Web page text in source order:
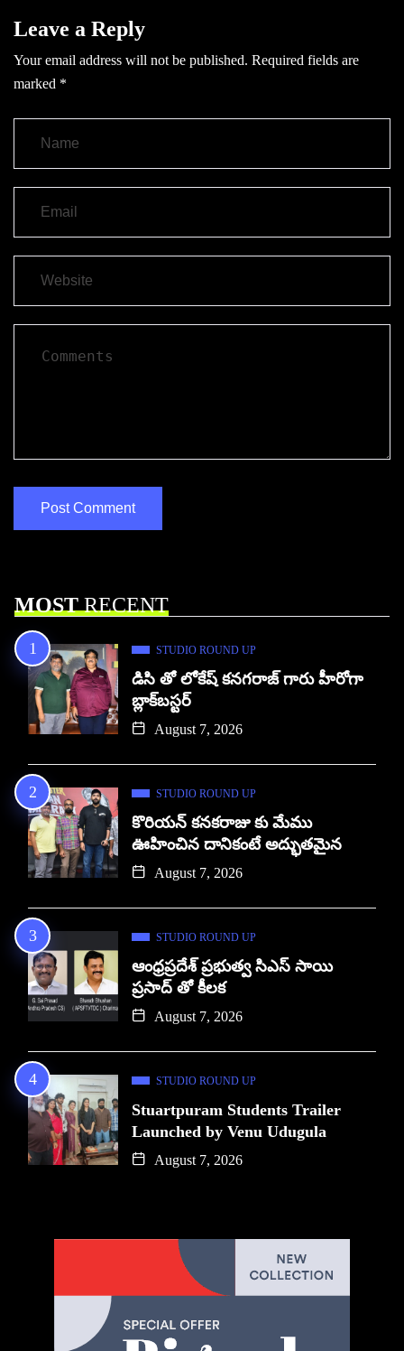
Leave a Reply
Your email address will not be published. Required fields are
marked *
MOSTRECENT
STUDIO ROUND UP
డిసి తో లోకేష్ కనగరాజ్ గారు హీరోగా
బ్లాక్‌బస్టర్
August 7, 2026
STUDIO ROUND UP
కొరియన్ కనకరాజు కు మేము
ఊహించిన దానికంటే అద్భుతమైన
August 7, 2026
STUDIO ROUND UP
ఆంధ్రప్రదేశ్ ప్రభుత్వ సిఎస్ సాయి
ప్రసాద్ తో కీలక
August 7, 2026
STUDIO ROUND UP
Stuartpuram Students Trailer
Launched by Venu Udugula
August 7, 2026